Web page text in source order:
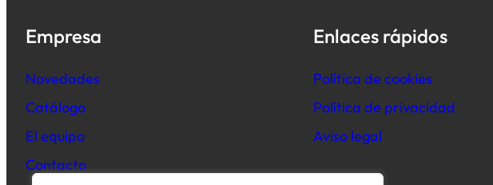
Empresa
Novedades
Catálogo
El equipo
Contacto
Enlaces rápidos
Política de cookies
Política de privacidad
Aviso legal